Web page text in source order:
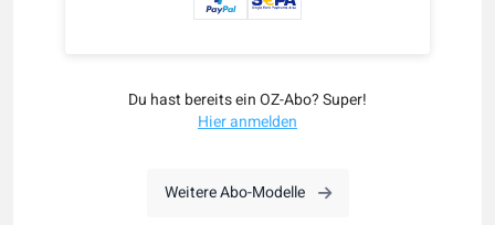
Du hast bereits ein OZ-Abo? Super!
Hier anmelden
Weitere Abo-Modelle